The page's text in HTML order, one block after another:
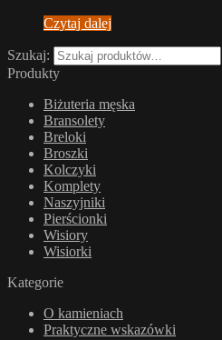
Czytaj dalej
Szukaj:
Produkty
Biżuteria męska
Bransolety
Breloki
Broszki
Kolczyki
Komplety
Naszyjniki
Pierścionki
Wisiory
Wisiorki
Kategorie
O kamieniach
Praktyczne wskazówki